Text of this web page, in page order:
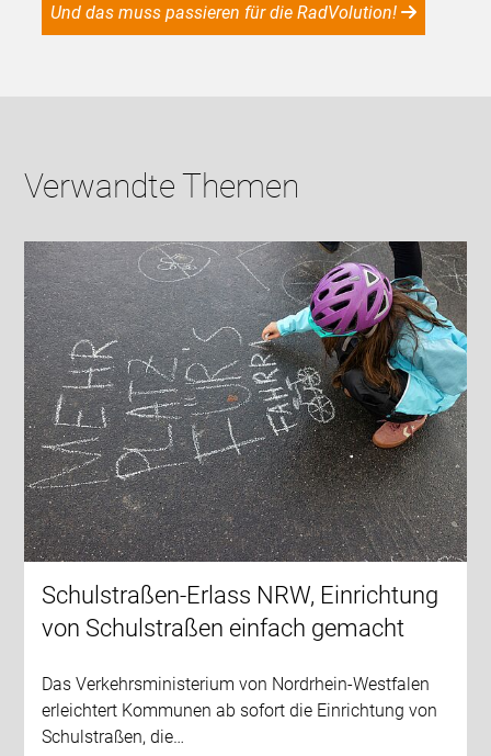
Und das muss passieren für die RadVolution!
Verwandte Themen
Schulstraßen-Erlass NRW, Einrichtung
von Schulstraßen einfach gemacht
Das Verkehrsministerium von Nordrhein-Westfalen
erleichtert Kommunen ab sofort die Einrichtung von
Schulstraßen, die…